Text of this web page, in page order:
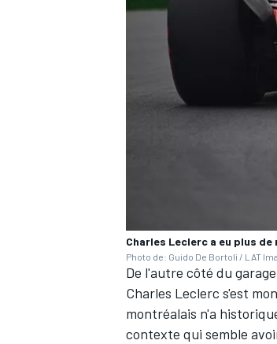
AUTRES CHAMPIONNATS
Charles Leclerc a eu plus
Photo de: Guido De Bortoli / LAT
De l'autre côté du
Charles Leclerc s'est
montréalais n'a
contexte qui semble